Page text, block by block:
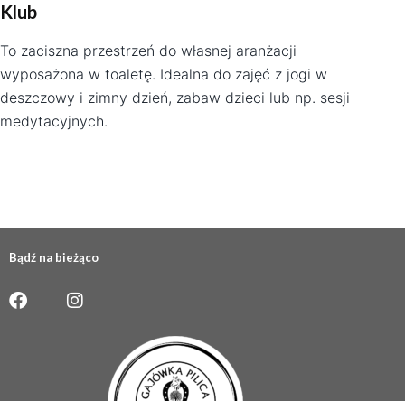
Klub
To zaciszna przestrzeń do własnej aranżacji
wyposażona w toaletę. Idealna do zajęć z jogi w
deszczowy i zimny dzień, zabaw dzieci lub np. sesji
medytacyjnych.
Bądź na bieżąco